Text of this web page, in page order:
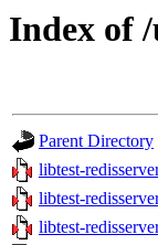
Index of
Parent Directory
libtest-
libtest-
libtest-